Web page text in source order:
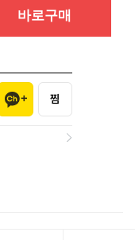
바로구매